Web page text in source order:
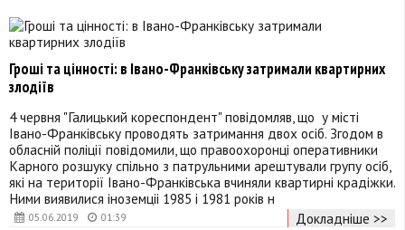
05.06.2019 01:39
Гроші та цінності: в Івано-Франківську затримали квартирних
злодіїв
4 червня "Галицький кореспондент" повідомляв, що у місті
Івано-Франківську проводять затримання двох осіб. Згодом в
обласній поліції повідомили, що правоохоронці оперативники
Карного розшуку спільно з патрульними арештували групу осіб,
які на території Івано-Франківська вчиняли квартирні крадіжки.
Ними виявилися іноземціі 1985 і 1981 років н
Докладніше >>